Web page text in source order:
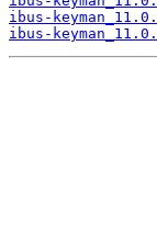
ibus-
ibus-